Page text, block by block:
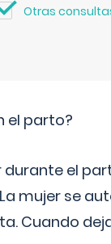
Otras
el parto?
el
mujer se
Cuando